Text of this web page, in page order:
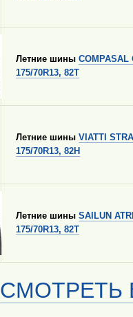
Летние шины COMPASAL
175/70R13, 82T
Летние шины VIATTI
175/70R13, 82H
Летние шины SAILUN
175/70R13, 82T
СМОТРЕТЬ